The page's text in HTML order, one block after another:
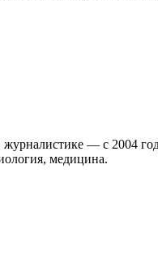
— с 2004
медицина.